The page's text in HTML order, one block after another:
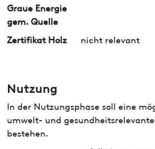
Graue Energie
gem. Quelle
Zertifikat Holz
nicht relevant
Nutzung
In der Nutzungsphase soll eine
umwelt- und
bestehen.